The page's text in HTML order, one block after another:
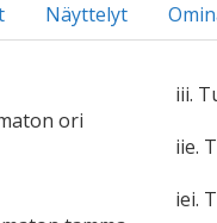
Näyttelyt
ori
iii.
iie.
iei.